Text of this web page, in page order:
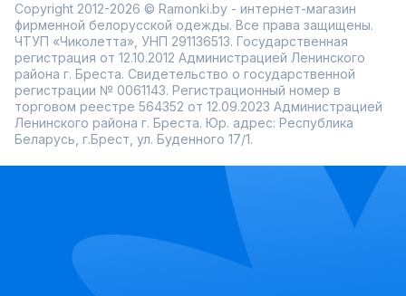
Copyright 2012-2026 © Ramonki.by - интернет-магазин
фирменной белорусской одежды. Все права защищены.
ЧТУП «Чиколетта», УНП 291136513. Государственная
регистрация от 12.10.2012 Администрацией Ленинского
района г. Бреста. Свидетельство о государственной
регистрации № 0061143. Регистрационный номер в
торговом реестре 564352 от 12.09.2023 Администрацией
Ленинского района г. Бреста. Юр. адрес: Республика
Беларусь, г.Брест, ул. Буденного 17/1.